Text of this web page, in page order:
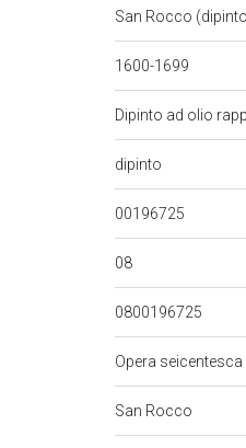
San Rocco
1600-1699
Dipinto ad olio
dipinto
00196725
08
0800196725
Opera
San Rocco